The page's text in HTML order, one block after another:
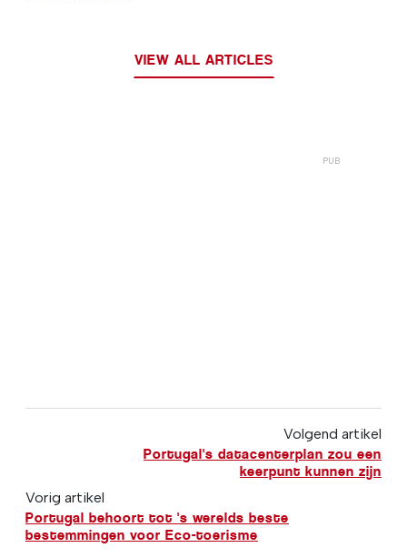
VIEW ALL ARTICLES
Volgend artikel
Portugal's datacenterplan zou een
keerpunt kunnen zijn
Vorig artikel
Portugal behoort tot 's werelds beste
bestemmingen voor Eco-toerisme